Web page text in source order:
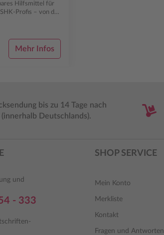
Hilfsmittel für
Profis – von der
Mehr Infos
bis zu 14 Tage nach
Deutschlands).
und
- 333
SHOP SERVICE
Mein Konto
Merkliste
Kontakt
Fragen und Antworten